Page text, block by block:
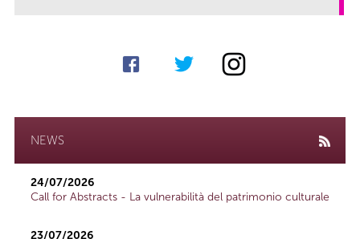
NEWS
24/07/2026
Call for Abstracts - La vulnerabilità del patrimonio culturale
23/07/2026